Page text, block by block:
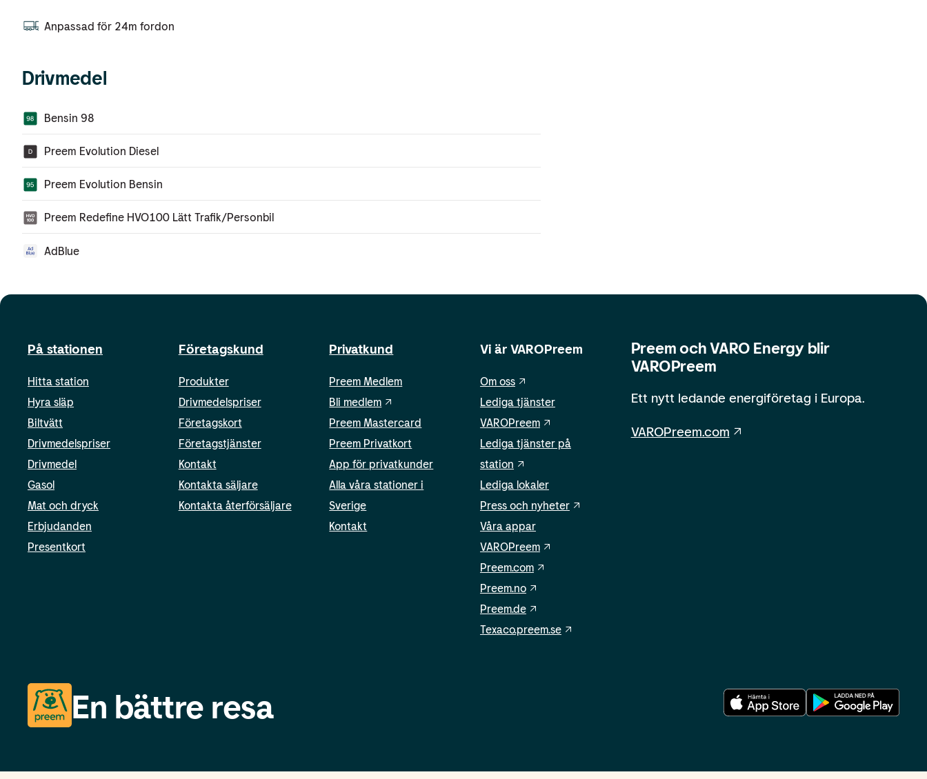
Anpassad för 24m fordon
Drivmedel
Bensin 98
Preem Evolution Diesel
Preem Evolution Bensin
Preem Redefine HVO100 Lätt Trafik/Personbil
AdBlue
På stationen
Hitta station
Hyra släp
Biltvätt
Drivmedelspriser
Drivmedel
Gasol
Mat och dryck
Erbjudanden
Presentkort
Företagskund
Produkter
Drivmedelspriser
Företagskort
Företagstjänster
Kontakt
Kontakta säljare
Kontakta återförsäljare
Privatkund
Preem Medlem
Bli medlem
Preem Mastercard
Preem Privatkort
App för privatkunder
Alla våra stationer i
Sverige
Kontakt
Vi är VAROPreem
Om oss
Lediga tjänster
VAROPreem
Lediga tjänster på
station
Lediga lokaler
Press och nyheter
Våra appar
VAROPreem
Preem.com
Preem.no
Preem.de
Texaco.preem.se
Preem och VARO Energy blir
VAROPreem
Ett nytt ledande energiföretag i Europa.
VAROPreem.com
En bättre resa